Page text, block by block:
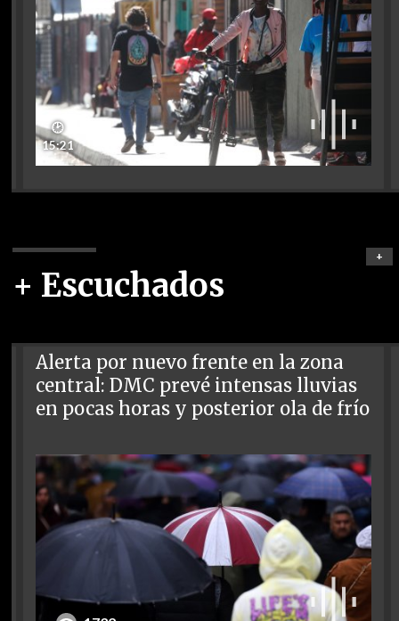
🕑
15:21
+ Escuchados
+
Alerta por nuevo frente en la zona
central: DMC prevé intensas lluvias
en pocas horas y posterior ola de frío